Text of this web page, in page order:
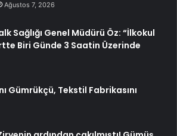
Ağustos 7, 2026
Sağlığı Genel Müdürü Öz: “İlkokul
Biri Günde 3 Saatin Üzerinde
Gümrükçü, Tekstil Fabrikasını